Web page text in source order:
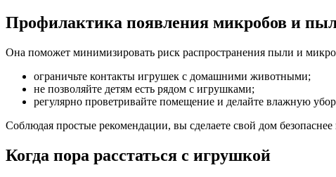
Профилактика появления микробов и
Она поможет минимизировать риск распространения пыли и
ограничьте контакты игрушек с домашними животными;
не позволяйте детям есть рядом с игрушками;
регулярно проветривайте помещение и делайте влажную
Соблюдая простые рекомендации, вы сделаете свой дом
Когда пора расстаться с игрушкой